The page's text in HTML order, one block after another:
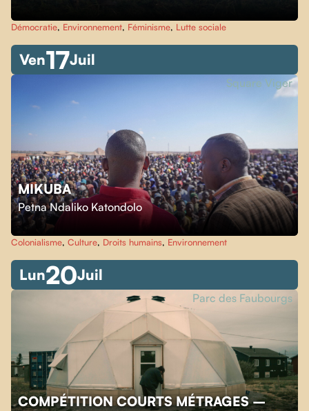
Démocratie, Environnement, Féminisme, Lutte sociale
Ven17Juil
MIKUBA
Petna Ndaliko Katondolo
Square Viger
Colonialisme, Culture, Droits humains, Environnement
Lun20Juil
COMPÉTITION COURTS MÉTRAGES –
Parc des Faubourgs